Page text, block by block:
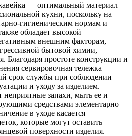
— оптимальный материал
кухни, поскольку на
гигиеническим нормам и
обладает высокой
внешним факторам,
бытовой химии,
Благодаря простоте конструкции и
сервировочная тележка
срок службы при соблюдении
и уходу за изделием.
запахи, мыть ее и
средствами элементарно
в уходе касается
которые могут оставить
поверхности изделия.